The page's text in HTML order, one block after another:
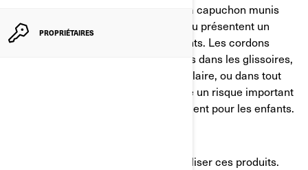
PROPRIÉTAIRES
Santé Canada a établi que les pulls à capuchon munis
d'un cordon de serrage autour du cou présentent un
risque d'étranglement pour les enfants. Les cordons
peuvent s'emmêler ou rester coincés dans les glissoires,
les rampes, les portes d'autobus scolaire, ou dans tout
autre objet mobile, ce qui représente un risque important
d'enchevêtrement et/ou d'étranglement pour les enfants.
Veuillez cesser immédiatement d'utiliser ces produits.